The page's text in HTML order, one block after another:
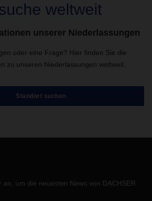
weltweit
unserer Niederlassungen
oder eine Frage? Hier finden Sie die
zu unseren Niederlassungen weltweit.
Standort suchen
an, um die neuesten News von DACHSER